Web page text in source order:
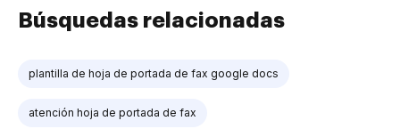
Búsquedas relacionadas
plantilla de hoja de portada de fax google docs
atención hoja de portada de fax